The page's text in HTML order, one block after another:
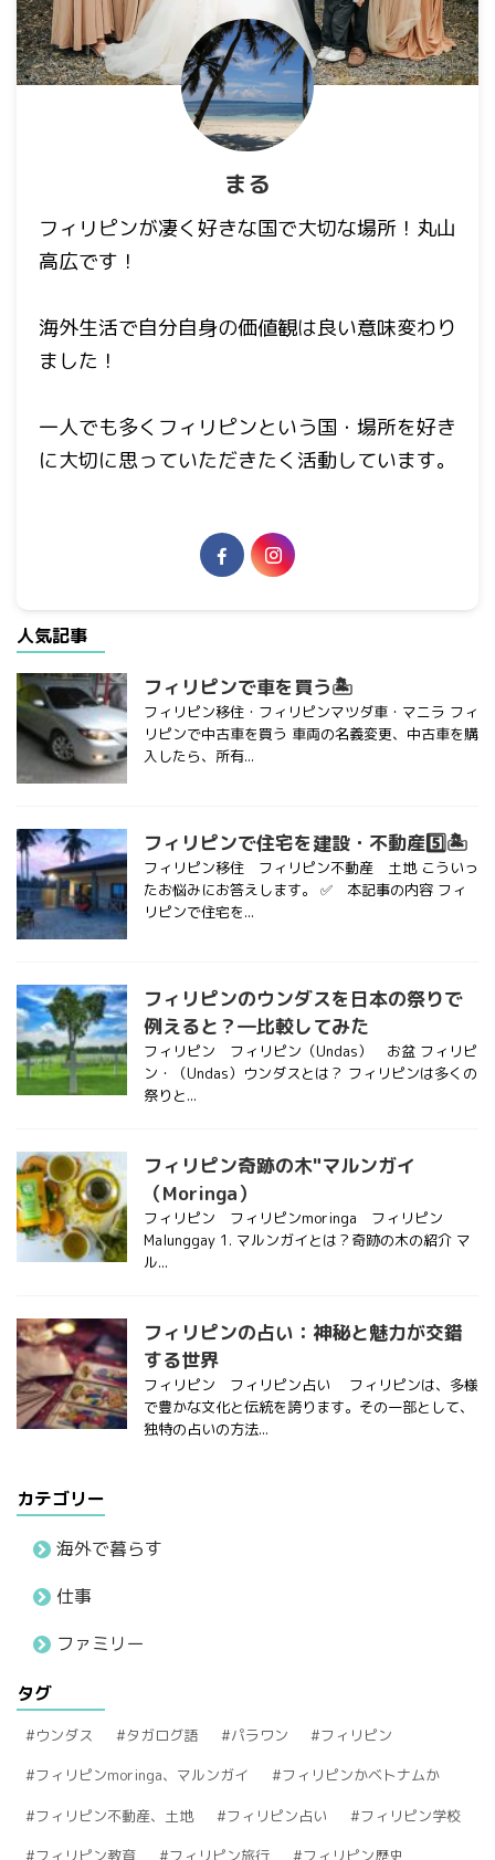
まる
フィリピンが凄く好きな国で大切な場所！丸山
高広です！
海外生活で自分自身の価値観は良い意味変わり
ました！
一人でも多くフィリピンという国・場所を好き
に大切に思っていただきたく活動しています。
人気記事
フィリピンで車を買う🏝
フィリピン移住・フィリピンマツダ車・マニラ フィ
リピンで中古車を買う 車両の名義変更、中古車を購
入したら、所有...
フィリピンで住宅を建設・不動産5️⃣🏝
フィリピン移住 フィリピン不動産 土地 こういっ
たお悩みにお答えします。 ✅ 本記事の内容 フィ
リピンで住宅を...
フィリピンのウンダスを日本の祭りで
例えると？―比較してみた
フィリピン フィリピン（Undas） お盆 フィリピ
ン・（Undas）ウンダスとは？ フィリピンは多くの
祭りと...
フィリピン奇跡の木"マルンガイ
（Moringa）
フィリピン フィリピンmoringa フィリピン
Malunggay 1. マルンガイとは？奇跡の木の紹介 マ
ル...
フィリピンの占い：神秘と魅力が交錯
する世界
フィリピン フィリピン占い フィリピンは、多様
で豊かな文化と伝統を誇ります。その一部として、
独特の占いの方法...
カテゴリー
海外で暮らす
仕事
ファミリー
タグ
ウンダス タガログ語 パラワン フィリピン
フィリピンmoringa、マルンガイ フィリピンかベトナムか
フィリピン不動産、土地 フィリピン占い フィリピン学校
フィリピン教育 フィリピン旅行 フィリピン歴史